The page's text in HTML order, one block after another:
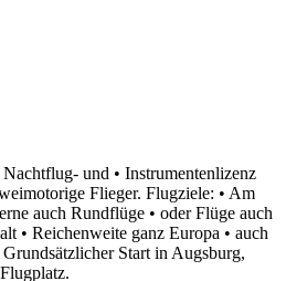
und • Instrumentenlizenz
Flieger. Flugziele: • Am
auch Rundflüge • oder Flüge auch
• Reichenweite ganz Europa • auch
Start in Augsburg,